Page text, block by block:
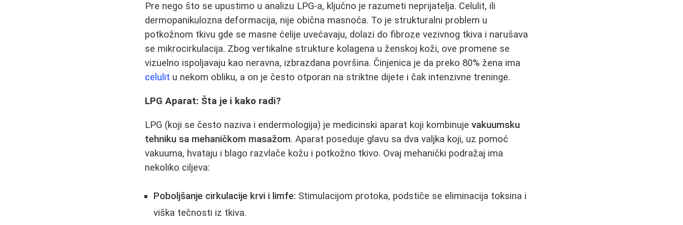
Pre nego što se upustimo u analizu LPG-a, ključno je razumeti neprijatelja. Celulit, ili
dermopanikulozna deformacija, nije obična masnoća. To je strukturalni problem u
potkožnom tkivu gde se masne ćelije uvećavaju, dolazi do fibroze vezivnog tkiva i narušava
se mikrocirkulacija. Zbog vertikalne strukture kolagena u ženskoj koži, ove promene se
vizuelno ispoljavaju kao neravna, izbrazdana površina. Činjenica je da preko 80% žena ima
celulit u nekom obliku, a on je često otporan na striktne dijete i čak intenzivne treninge.
LPG Aparat: Šta je i kako radi?
LPG (koji se često naziva i endermologija) je medicinski aparat koji kombinujevakuumsku
tehniku sa mehaničkom masažom. Aparat poseduje glavu sa dva valjka koji, uz pomoć
vakuuma, hvataju i blago razvlače kožu i potkožno tkivo. Ovaj mehanički podražaj ima
nekoliko ciljeva:
Poboljšanje cirkulacije krvi i limfe: Stimulacijom protoka, podstiče se eliminacija toksina i
viška tečnosti iz tkiva.